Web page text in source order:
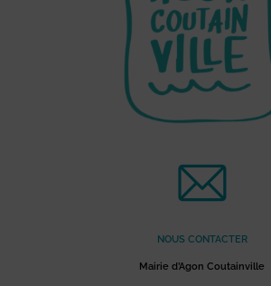
NOUS CONTACTER
Mairie d’Agon Coutainville